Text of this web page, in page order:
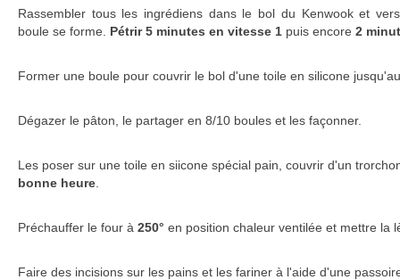
Rassembler tous les ingrédiens dans le bol du Kenwook et
boule se forme.
Pétrir 5 minutes en vitesse 1 puis encore 2
Former une boule pour couvrir le bol d'une toile en silicone
Dégazer le pâton, le partager en 8/10 boules et les façonner.
Les poser sur une toile en siicone spécial pain, couvrir d'un
bonne heure
Préchauffer le four à 250° en position chaleur ventilée et mettre la
Faire des incisions sur les pains et les fariner à l'aide d'une